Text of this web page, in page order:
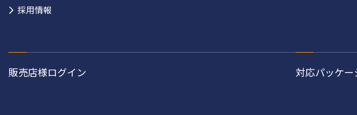
採用情報
販売店様ログイン 対応パッケー